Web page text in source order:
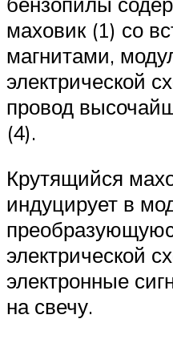
маховик (1) со
магнитами,
электрической
провод
(4).
Крутящийся
индуцирует в
электрической
электронные
на свечу.